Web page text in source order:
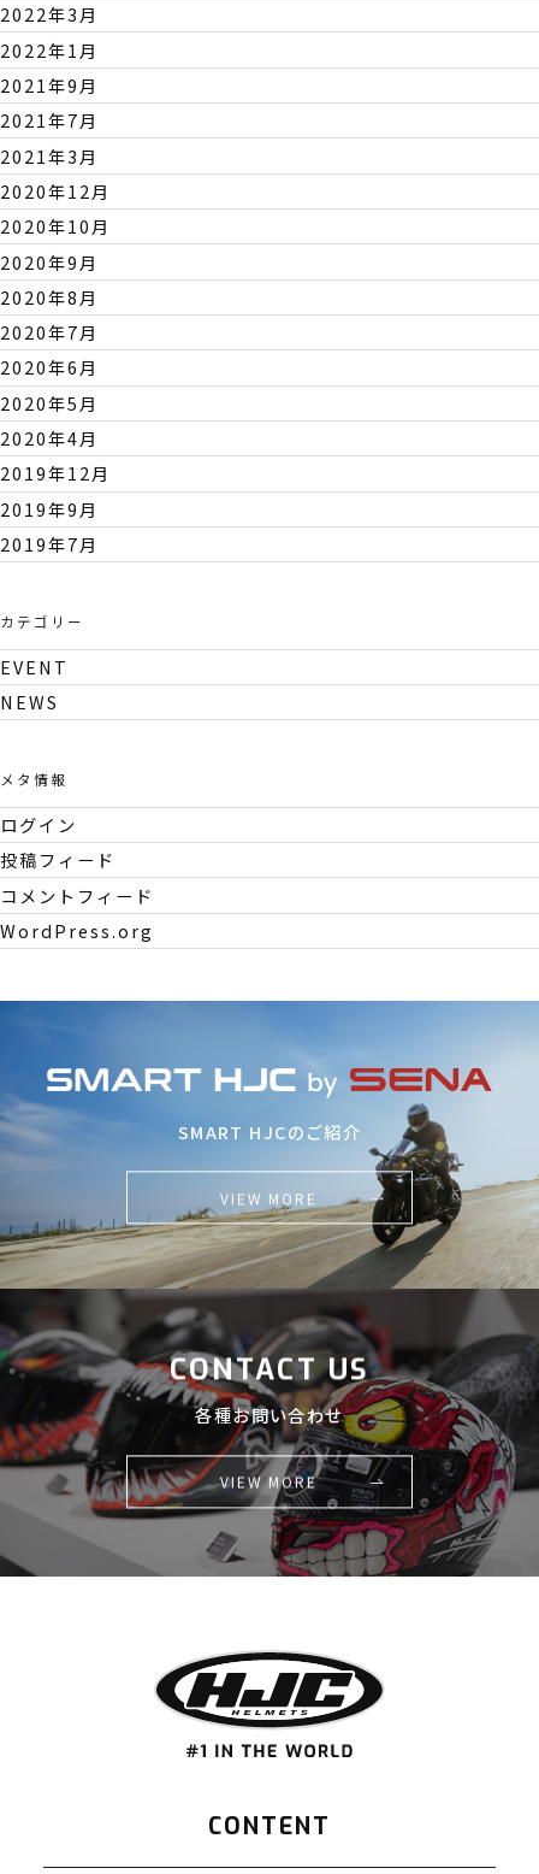
2022年3月
2022年1月
2021年9月
2021年7月
2021年3月
2020年12月
2020年10月
2020年9月
2020年8月
2020年7月
2020年6月
2020年5月
2020年4月
2019年12月
2019年9月
2019年7月
カテゴリー
EVENT
NEWS
メタ情報
ログイン
投稿フィード
コメントフィード
WordPress.org
SMART HJCのご紹介
VIEW MORE
CONTACT US
各種お問い合わせ
VIEW MORE
CONTENT